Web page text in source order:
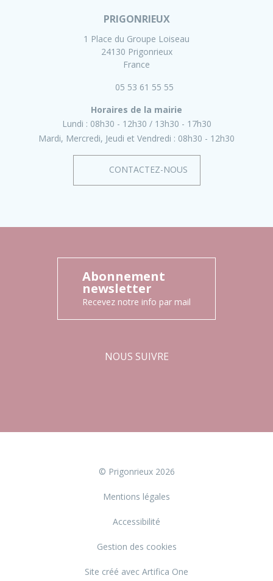
PRIGONRIEUX
1 Place du Groupe Loiseau
24130 Prigonrieux
France
05 53 61 55 55
Horaires de la mairie
Lundi : 08h30 - 12h30
13h30 - 17h30
Mardi, Mercredi, Jeudi et Vendredi : 08h30 - 12h30
CONTACTEZ-NOUS
Abonnement
newsletter
Recevez notre info par mail
NOUS SUIVRE
© Prigonrieux 2026
Mentions légales
Accessibilité
Gestion des cookies
Site créé avec Artifica One